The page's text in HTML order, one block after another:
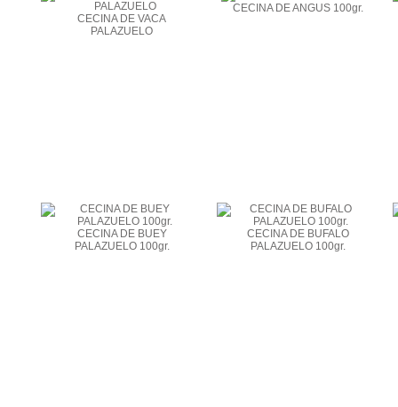
CECINA DE VACA
PALAZUELO
CECINA DE ANGUS 100gr.
CECINA DE BUEY
PALAZUELO 100gr.
CECINA DE BUFALO
PALAZUELO 100gr.